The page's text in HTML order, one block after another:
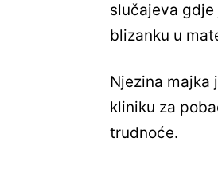
slučajeva
blizanku u
Njezina majka
kliniku za
trudnoće.